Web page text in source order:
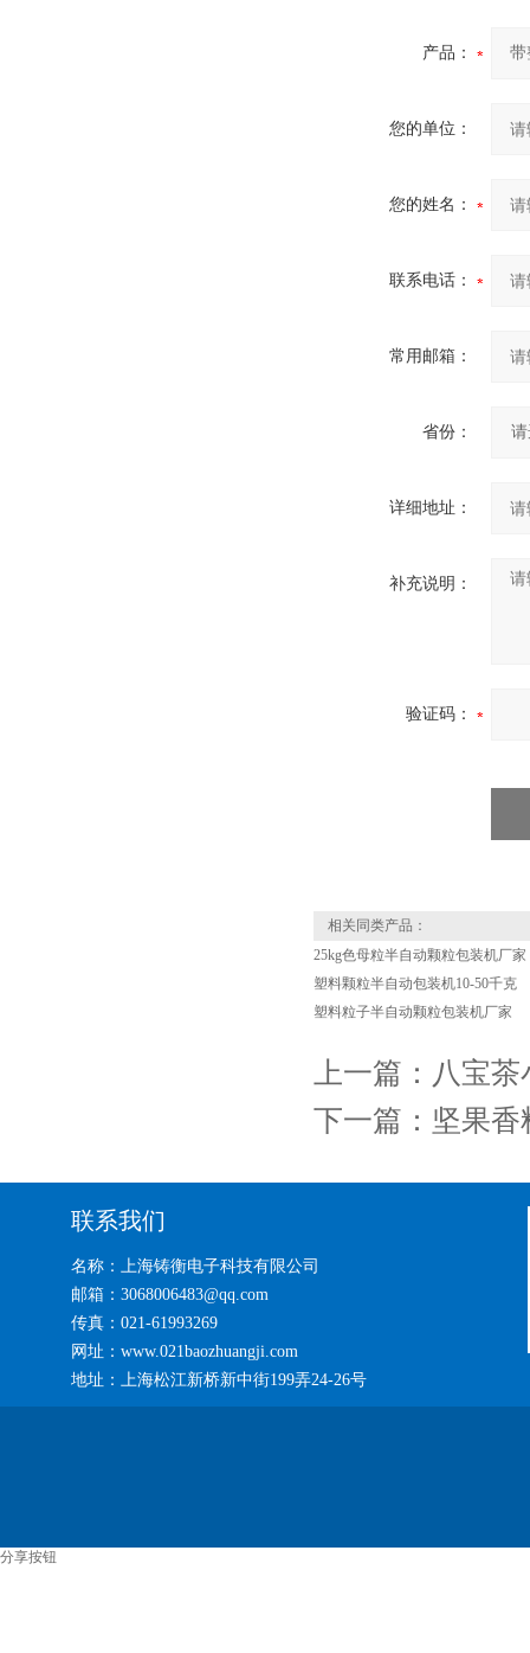
产品：
您的单位：
您的姓名：
联系电话：
常用邮箱：
省份：
详细地址：
补充说明：
验证码：
相关同类产品：
25kg色母粒半自动颗粒包装机厂家
塑料颗粒半自动包装机10-50千克
塑料粒子半自动颗粒包装机厂家
上一篇： 八宝
下一篇： 坚果香
联系我们
名称：上海铸衡电子科技有限公司
邮箱：3068006483@qq.com
传真：021-61993269
网址：www.021baozhuangji.com
地址：上海松江新桥新中街199弄24-26号
分享按钮